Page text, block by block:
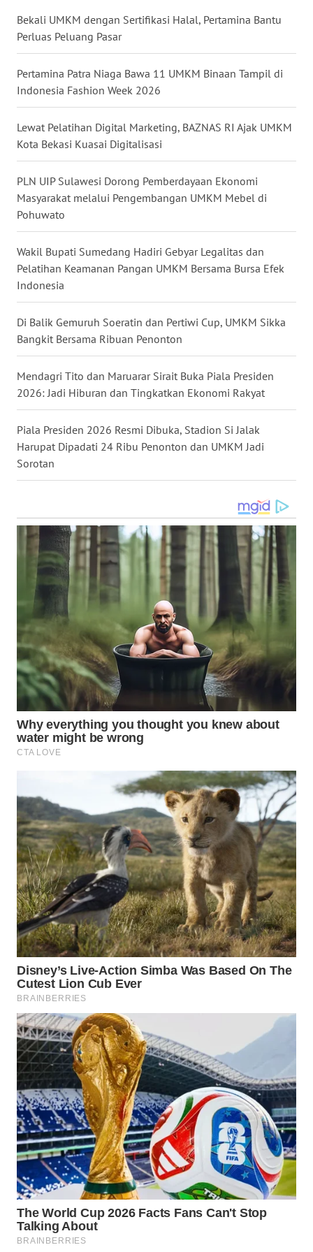
Bekali UMKM dengan Sertifikasi Halal, Pertamina Bantu
Perluas Peluang Pasar
Pertamina Patra Niaga Bawa 11 UMKM Binaan Tampil di
Indonesia Fashion Week 2026
Lewat Pelatihan Digital Marketing, BAZNAS RI Ajak UMKM
Kota Bekasi Kuasai Digitalisasi
PLN UIP Sulawesi Dorong Pemberdayaan Ekonomi
Masyarakat melalui Pengembangan UMKM Mebel di
Pohuwato
Wakil Bupati Sumedang Hadiri Gebyar Legalitas dan
Pelatihan Keamanan Pangan UMKM Bersama Bursa Efek
Indonesia
Di Balik Gemuruh Soeratin dan Pertiwi Cup, UMKM Sikka
Bangkit Bersama Ribuan Penonton
Mendagri Tito dan Maruarar Sirait Buka Piala Presiden
2026: Jadi Hiburan dan Tingkatkan Ekonomi Rakyat
Piala Presiden 2026 Resmi Dibuka, Stadion Si Jalak
Harupat Dipadati 24 Ribu Penonton dan UMKM Jadi
Sorotan
WN
NUSANTARA
WN
JOGJA
WN
JATIM
WN
BALI
KALBAR
WN
KALTENG
WN
KALTARA
WN
KALSEL
WN
KALTIM
WN
GORONTALO
WN
SULUT
WN
MALUKU
WN
MALUT
WN
WN
DANAU
TOBA
WN
NIAS
WN
LANGKAT
WN
TAPANULI
SELATAN
WN
TANJUNG
LESUNG
WN
KARO
WN
SIMALUNGUN
WN
LABUHANBATU